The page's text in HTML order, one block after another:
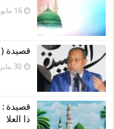
16 مايو، 2026
قصيدة (
30 يناير، 2026
قصيدة :
ذا العلا